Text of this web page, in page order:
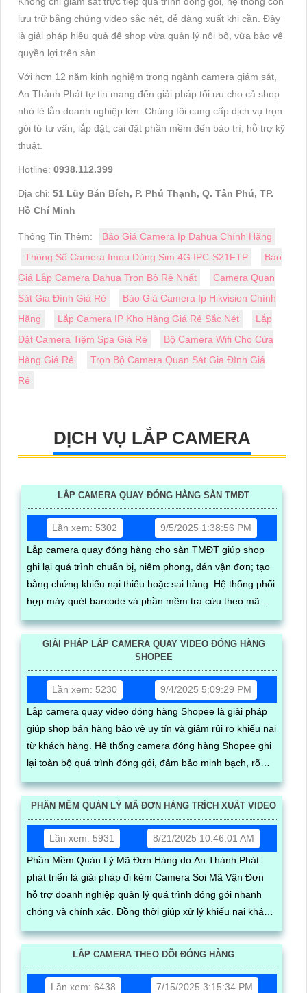
lưu trữ bằng chứng video sắc nét, dễ dàng xuất khi cần. Đây
là giải pháp hiệu quả để shop vừa quản lý nội bộ, vừa bảo vệ
quyền lợi trên sàn.
Với hơn 12 năm kinh nghiệm trong ngành camera giám sát,
An Thành Phát tự tin mang đến giải pháp tối ưu cho cả shop
nhỏ lẻ lẫn doanh nghiệp lớn. Chúng tôi cung cấp dịch vụ trọn
gói từ tư vấn, lắp đặt, cài đặt phần mềm đến bảo trì, hỗ trợ kỹ
thuật.
Hotline: 0938.112.399
Địa chỉ: 51 Lũy Bán Bích, P. Phú Thạnh, Q. Tân Phú, TP.
Hồ Chí Minh
Thông Tin Thêm:
Báo Giá Camera Ip Dahua Chính Hãng
Thông Số Camera Imou Dùng Sim 4G IPC-S21FTP
Báo
Giá Lắp Camera Dahua Trọn Bộ Rẻ Nhất
Camera Quan
Sát Gia Đình Giá Rẻ
Báo Giá Camera Ip Hikvision Chính
Hãng
Lắp Camera IP Kho Hàng Giá Rẻ Sắc Nét
Lắp
Đặt Camera Tiệm Spa Giá Rẻ
Bộ Camera Wifi Cho Cửa
Hàng Giá Rẻ
Trọn Bộ Camera Quan Sát Gia Đình Giá
Rẻ
DỊCH VỤ LẮP CAMERA
LẮP CAMERA QUAY ĐÓNG HÀNG SÀN TMĐT
Lần xem: 5302
9/5/2025 1:38:56 PM
Lắp camera quay đóng hàng cho sàn TMĐT giúp shop
ghi lại quá trình chuẩn bị, niêm phong, dán vận đơn; tạo
bằng chứng khiếu nại thiếu hoặc sai hàng. Hệ thống phối
hợp máy quét barcode và phần mềm tra cứu theo mã
vận đơn, cho phép tìm, tải video, giảm chi phí hoàn, nâng
uy tín bán hàng
GIẢI PHÁP LẮP CAMERA QUAY VIDEO ĐÓNG HÀNG
SHOPEE
Lần xem: 5230
9/4/2025 5:09:29 PM
Lắp camera quay video đóng hàng Shopee là giải pháp
giúp shop bán hàng bảo vệ uy tín và giảm rủi ro khiếu nại
từ khách hàng. Hệ thống camera đóng hàng Shopee ghi
lại toàn bộ quá trình đóng gói, đảm bảo minh bạch, rõ
ràng, đồng thời kết hợp phần mềm quản lý đơn hàng
giúp tra cứu nhanh video theo mã vận đơn, tiết kiệm thời
gian và chi phí xử lý đơn hoàn
PHẦN MỀM QUẢN LÝ MÃ ĐƠN HÀNG TRÍCH XUẤT VIDEO
Lần xem: 5931
8/21/2025 10:46:01 AM
Phần Mềm Quản Lý Mã Đơn Hàng do An Thành Phát
phát triển là giải pháp đi kèm Camera Soi Mã Vận Đơn
hỗ trợ doanh nghiệp quản lý quá trình đóng gói nhanh
chóng và chính xác. Đồng thời giúp xử lý khiếu nại khách
hàng kịp thời và giám sát được quy trình đóng hàng của
nhân viên phần mềm hoạt động mượt mà trên nhiều thiết
quản lý linh hoạt mọi lúc mọi nơi
LẮP CAMERA THEO DÕI ĐÓNG HÀNG
Lần xem: 6438
7/15/2025 3:15:34 PM